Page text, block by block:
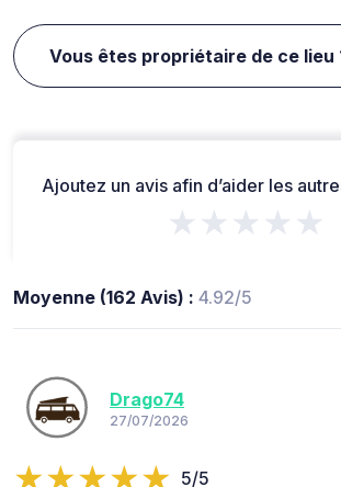
Vous êtes propriétaire de ce lieu
Ajoutez un avis afin d’aider les
★★★★★
Moyenne (162 Avis) : 4.92/5
Drago74
27/07/2026
5/5